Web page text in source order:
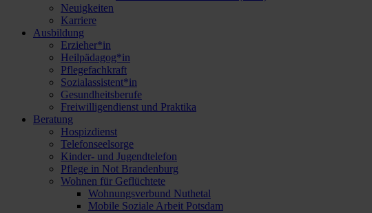
Neuigkeiten
Karriere
Ausbildung
Erzieher*in
Heilpädagog*in
Pflegefachkraft
Sozialassistent*in
Gesundheitsberufe
Freiwilligendienst und Praktika
Beratung
Hospizdienst
Telefonseelsorge
Kinder- und Jugendtelefon
Pflege in Not Brandenburg
Wohnen für Geflüchtete
Wohnungsverbund Nuthetal
Mobile Soziale Arbeit Potsdam